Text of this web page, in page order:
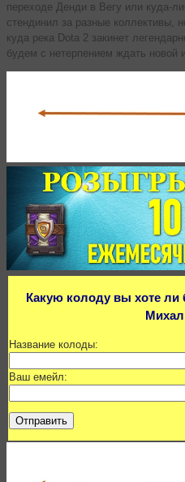
переходе Денди в Вегу или куда-
стендинил за разные коллективы,
куда река Dota 2 закинет
будем с нетерпением ждать новой
Какую колоду вы хоте ли
Название колоды:
Ваш емейл: